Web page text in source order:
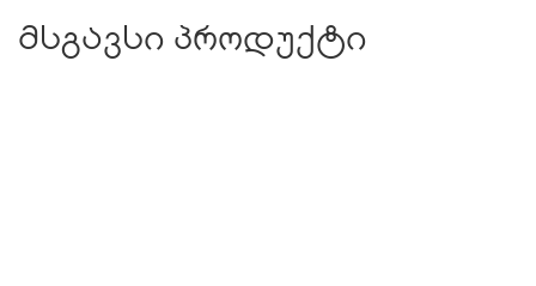
მსგავსი პროდუქტი